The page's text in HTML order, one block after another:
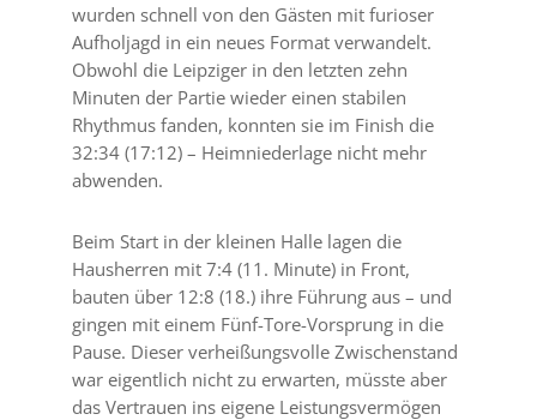
wurden schnell von den Gästen mit furioser
Aufholjagd in ein neues Format verwandelt.
Obwohl die Leipziger in den letzten zehn
Minuten der Partie wieder einen stabilen
Rhythmus fanden, konnten sie im Finish die
32:34 (17:12) – Heimniederlage nicht mehr
abwenden.
Beim Start in der kleinen Halle lagen die
Hausherren mit 7:4 (11. Minute) in Front,
bauten über 12:8 (18.) ihre Führung aus – und
gingen mit einem Fünf-Tore-Vorsprung in die
Pause. Dieser verheißungsvolle Zwischenstand
war eigentlich nicht zu erwarten, müsste aber
das Vertrauen ins eigene Leistungsvermögen